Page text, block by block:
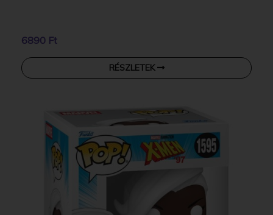
6890 Ft
RÉSZLETEK